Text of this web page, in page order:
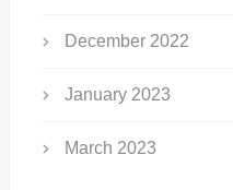
December 2022
January 2023
March 2023